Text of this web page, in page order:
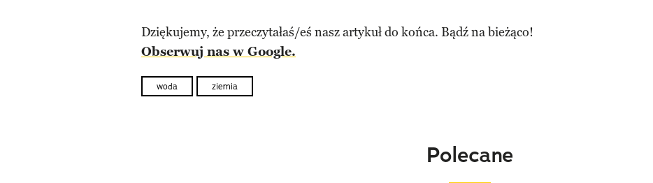
Dziękujemy, że przeczytałaś/eś nasz artykuł do końca. Bądź na bieżąco!
Obserwuj nas w Google.
woda ziemia
Polecane